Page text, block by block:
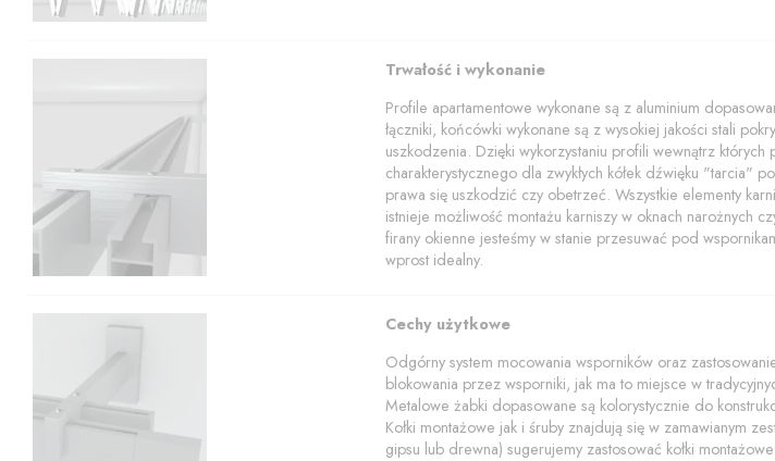
Trwałość i wykonanie
Profile apartamentowe wykonane są z aluminium
łączniki, końcówki wykonane są z wysokiej jakości stali
uszkodzenia. Dzięki wykorzystaniu profili wewnątrz których
charakterystycznego dla zwykłych kółek dźwięku "tarcia"
prawa się uszkodzić czy obetrzeć. Wszystkie elementy
istnieje możliwość montażu karniszy w oknach narożnych
firany okienne jesteśmy w stanie przesuwać pod
wprost idealny.
Cechy użytkowe
Odgórny system mocowania wsporników oraz
blokowania przez wsporniki, jak ma to miejsce w
Metalowe żabki dopasowane są kolorystycznie do
Kołki montażowe jak i śruby znajdują się w zamawianym
gipsu lub drewna) sugerujemy zastosować kołki